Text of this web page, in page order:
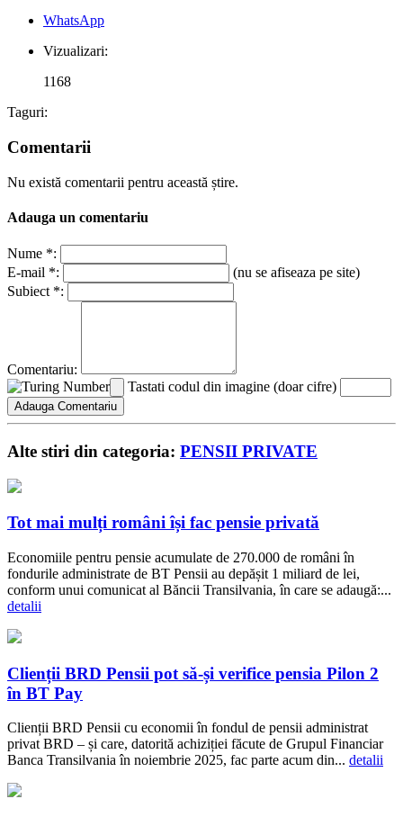
WhatsApp
Vizualizari:
1168
Taguri:
Comentarii
Nu există comentarii pentru această știre.
Adauga un comentariu
Nume *:
E-mail *:
(nu se afiseaza pe site)
Subiect *:
Comentariu:
Tastati codul din imagine (doar cifre)
Alte stiri din categoria: PENSII PRIVATE
Tot mai mulți români își fac pensie privată
Economiile pentru pensie acumulate de 270.000 de români în
fondurile administrate de BT Pensii au depășit 1 miliard de lei,
conform unui comunicat al Băncii Transilvania, în care se adaugă:...
detalii
Clienții BRD Pensii pot să-și verifice pensia Pilon 2
în BT Pay
Clienții BRD Pensii cu economii în fondul de pensii administrat
privat BRD – și care, datorită achiziției făcute de Grupul Financiar
Banca Transilvania în noiembrie 2025, fac parte acum din... detalii